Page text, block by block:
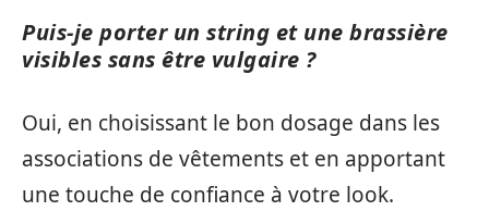
Puis-je porter un string et une brassière
visibles sans être vulgaire ?
Oui, en choisissant le bon dosage dans les
associations de vêtements et en apportant
une touche de confiance à votre look.